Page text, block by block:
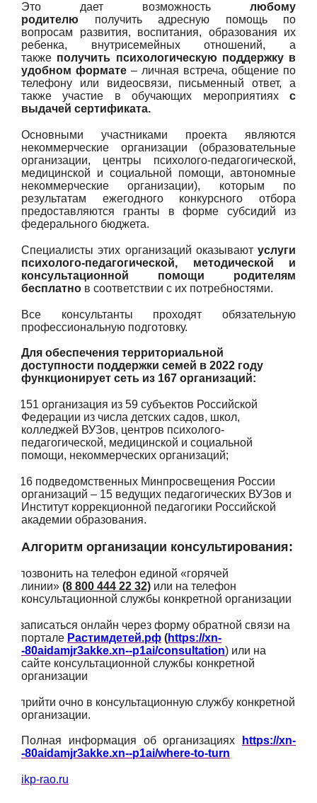
Это дает возможность любому
родителю получить адресную помощь по
вопросам развития, воспитания, образования их
ребенка, внутрисемейных отношений, а
также получить психологическую поддержку в
удобном формате – личная встреча, общение по
телефону или видеосвязи, письменный ответ, а
также участие в обучающих мероприятиях с
выдачей сертификата.
Основными участниками проекта являются
некоммерческие организации (образовательные
организации, центры психолого-педагогической,
медицинской и социальной помощи, автономные
некоммерческие организации), которым по
результатам ежегодного конкурсного отбора
предоставляются гранты в форме субсидий из
федерального бюджета.
Специалисты этих организаций оказывают услуги
психолого-педагогической, методической и
консультационной помощи родителям
бесплатно в соответствии с их потребностями.
Все консультанты проходят обязательную
профессиональную подготовку.
Для обеспечения территориальной
доступности поддержки семей в 2022 году
функционирует сеть из 167 организаций:
151 организация из 59 субъектов Российской
Федерации из числа детских садов, школ,
колледжей ВУЗов, центров психолого-
педагогической, медицинской и социальной
помощи, некоммерческих организаций;
16 подведомственных Минпросвещения России
организаций – 15 ведущих педагогических ВУЗов и
Институт коррекционной педагогики Российской
академии образования.
Алгоритм организации консультирования:
позвонить на телефон единой «горячей
линии» (8 800 444 22 32) или на телефон
консультационной службы конкретной организации
записаться онлайн через форму обратной связи на
портале Растимдетей.рф (https://xn-
-80aidamjr3akke.xn--p1ai/consultation) или на
сайте консультационной службы конкретной
организации
прийти очно в консультационную службу конкретной
организации.
Полная информация об организациях
https://xn-
-80aidamjr3akke.xn--p1ai/where-to-turn
ikp-rao.ru